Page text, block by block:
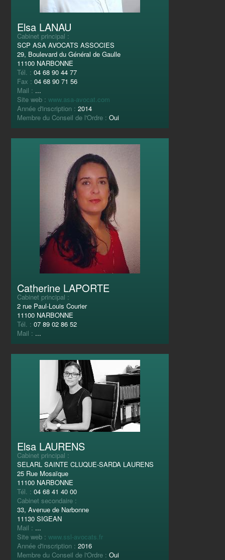
Elsa LANAU
Cabinet principal :
SCP ASA AVOCATS ASSOCIES
29, Boulevard du Général de Gaulle
11100 NARBONNE
Tél. :04 68 90 44 77
Fax :04 68 90 71 56
Mail : ...
Site web :www.asa-avocat.com
Année d'inscription :2014
Membre du Conseil de l'Ordre :Oui
Catherine LAPORTE
Cabinet principal :
2 rue Paul-Louis Courier
11100 NARBONNE
Tél. :07 89 02 86 52
Mail : ...
Elsa LAURENS
Cabinet principal :
SELARL SAINTE CLUQUE-SARDA LAURENS
25 Rue Mosaïque
11100 NARBONNE
Tél. :04 68 41 40 00
Cabinet secondaire :
33, Avenue de Narbonne
11130 SIGEAN
Mail : ...
Site web :www.ssl-avocats.fr
Année d'inscription :2016
Membre du Conseil de l'Ordre :Oui